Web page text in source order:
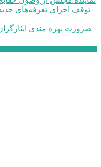
ضرورت بهره مندی